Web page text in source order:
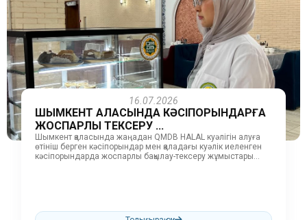
16.07.2026
ШЫМКЕНТ ҚАЛАСЫНДА КӘСІПОРЫНДАРҒА
ЖОСПАРЛЫ ТЕКСЕРУ ...
Шымкент қаласында жаңадан QMDB HALAL куәлігін алуға
өтініш берген кәсіпорындар мен қаладағы куәлік иеленген
кәсіпорындарда жоспарлы бақылау-тексеру жұмыстары